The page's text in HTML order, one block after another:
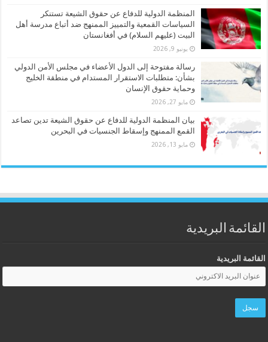
المنظمة الدولية للدفاع عن حقوق الشيعة تستنكر
السياسات القمعية والتمييز الممنهج ضد أتباع مدرسة أهل
البيت (عليهم السلام) في أفغانستان
يونيو 9, 2026
رسالة مفتوحة إلى الدول الأعضاء في مجلس الأمن الدولي
بشأن: متطلبات الاستقرار المستدام في منطقة الخليج
وحماية حقوق الإنسان
مايو 27, 2026
بيان المنظمة الدولية للدفاع عن حقوق الشيعة تدين تصاعد
القمع الممنهج وإسقاط الجنسيات في البحرين
مايو 13, 2026
القائمة البريدية
القائمة البريدية